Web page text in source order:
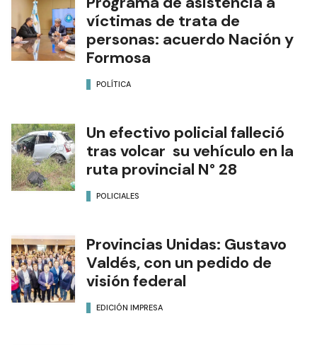
víctimas de trata de
personas: acuerdo Nación y
Formosa
POLÍTICA
Un efectivo policial falleció
tras volcar su vehículo en la
ruta provincial N° 28
POLICIALES
Provincias Unidas: Gustavo
Valdés, con un pedido de
visión federal
EDICIÓN IMPRESA